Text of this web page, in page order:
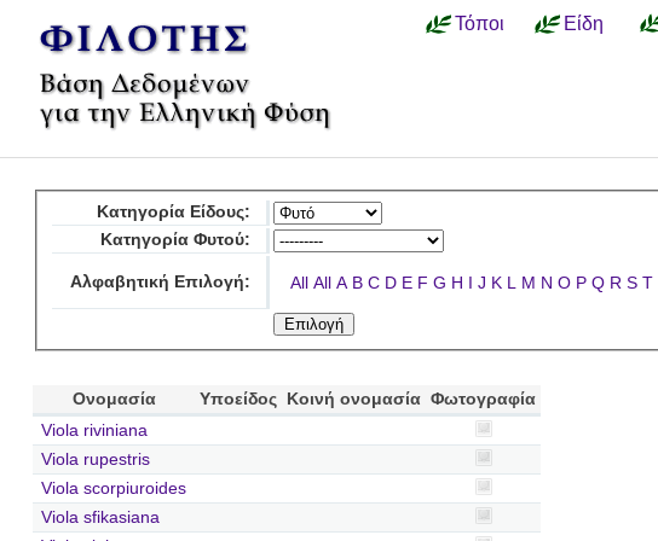
Τόποι Είδη
Κατηγορία Είδους:
Κατηγορία Φυτού:
Αλφαβητική Επιλογή: All All A B C D E F G H I J K L M N O P Q R S T
Ονομασία Υποείδος Κοινή ονομασία Φωτογραφία
Viola riviniana
Viola rupestris
Viola scorpiuroides
Viola sfikasiana